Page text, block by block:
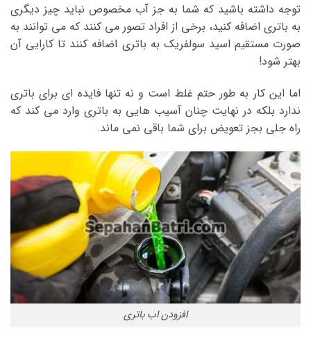
توجه داشته باشید که شما به جز آب مخصوص نباید چیز دیگری
به باتری اضافه کنید، برخی از افراد تصور می کنند که می توانند به
صورت مستقیم اسید سولفریک به باتری اضافه کنند تا کارایی آن
بهتر شود!
اما این کار به طور حتم غلط است و نه تنها فایده ای برای باتری
ندارد بلکه در نهایت چنان آسیب هایی به باتری وارد می کند که
راه جلی بجز تعویض برای شما باقی نمی ماند.
افزودن اب باتری